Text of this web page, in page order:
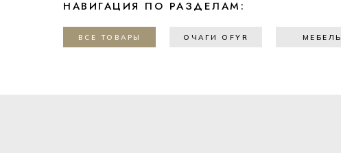
НАВИГАЦИЯ ПО РАЗДЕЛАМ:
ВСЕ ТОВАРЫ МЕБЕЛЬ
ОЧАГИ OFYR